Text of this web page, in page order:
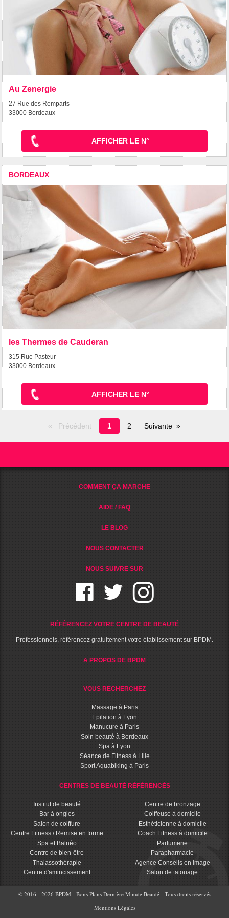
Au Zenergie
27 Rue des Remparts
33000 Bordeaux
AFFICHER LE N°
BORDEAUX
les Thermes de Cauderan
315 Rue Pasteur
33000 Bordeaux
AFFICHER LE N°
Précédent
Page
en
1 2 Suivante
COMMENT ÇA MARCHE
AIDE / FAQ
LE BLOG
NOUS CONTACTER
NOUS SUIVRE SUR
RÉFÉRENCEZ VOTRE CENTRE DE BEAUTÉ
Professionnels, référencez gratuitement votre établissement sur BPDM.
A PROPOS DE BPDM
VOUS RECHERCHEZ
Massage à Paris
Epilation à Lyon
Manucure à Paris
Soin beauté à Bordeaux
Spa à Lyon
Séance de Fitness à Lille
Sport Aquabiking à Paris
CENTRES DE BEAUTÉ RÉFÉRENCÉS
Institut de beauté
Bar à ongles
Salon de coiffure
Centre Fitness / Remise en forme
Spa et Balnéo
Centre de bien-être
Thalassothérapie
Centre d'amincissement
Centre de bronzage
Coiffeuse à domicile
Esthéticienne à domicile
Coach Fitness à domicile
Parfumerie
Parapharmacie
Agence Conseils en Image
Salon de tatouage
© 2016 - 2026 BPDM - Bons Plans Dernière Minute Beauté - Tous droits réservés
Mentions Légales